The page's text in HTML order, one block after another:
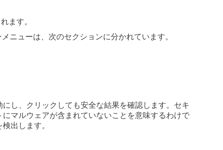
ます。
ニューは、次のセクションに分かれています。
し、クリックしても安全な結果を確認します。セキ
マルウェアが含まれていないことを意味するわけで
出します。